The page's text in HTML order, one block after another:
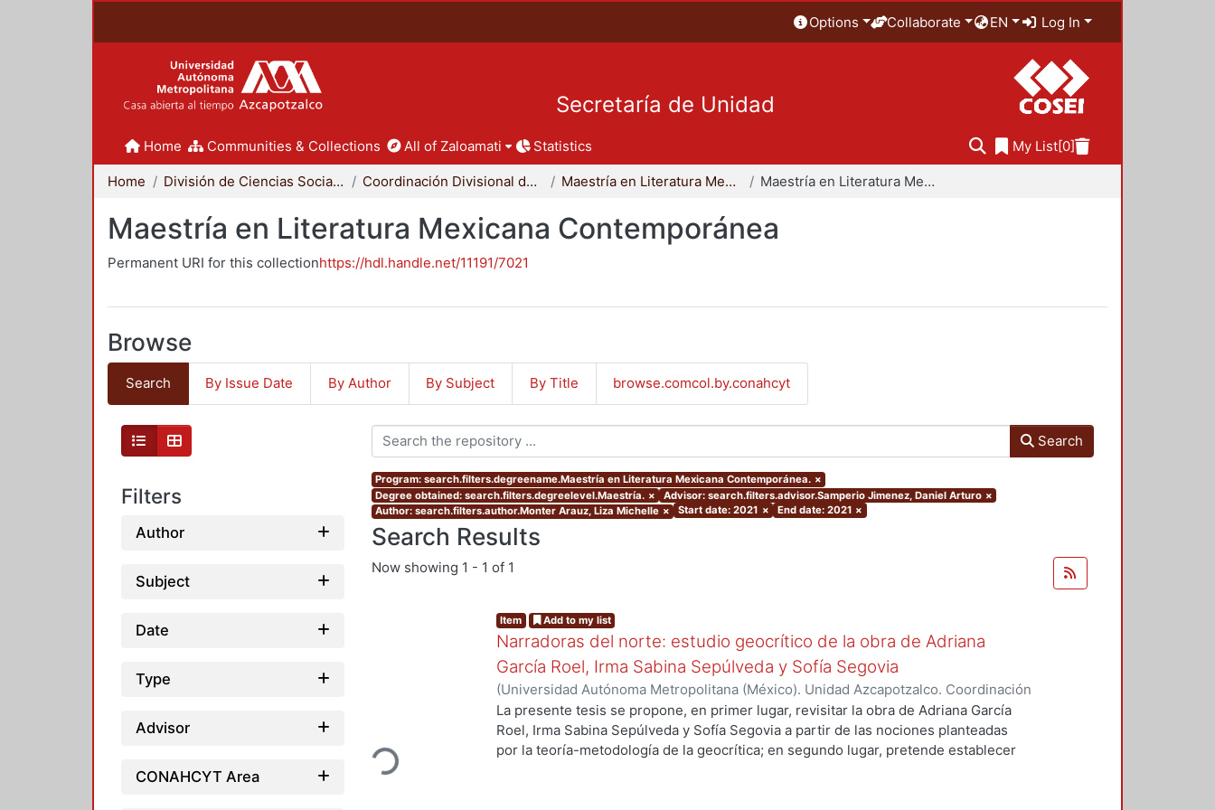
Options Collaborate EN Log In
Secretaría de Unidad
Home Communities & Collections All of Zaloamati Statistics My List[0]
Home División de Ciencias Sociales y Humanidades Coordinación Divisional de Posgrado Maestría en Literatura Mexicana Contemporánea Maestría en Literatura Mexicana Contemporánea
Maestría en Literatura Mexicana Contemporánea
Permanent URI for this collectionhttps://hdl.handle.net/11191/7021
Browse
Search By Issue Date By Author By Subject By Title browse.comcol.by.conahcyt
Filters
Author
Subject
Date
Type
Advisor
CONAHCYT Area
Search
Program: search.filters.degreename.Maestría en Literatura Mexicana Contemporánea. ×
Degree obtained: search.filters.degreelevel.Maestría. × Advisor: search.filters.advisor.Samperio Jimenez, Daniel Arturo ×
Author: search.filters.author.Monter Arauz, Liza Michelle × Start date: 2021 × End date: 2021 ×
Search Results
Now showing 1 - 1 of 1
Loading...
Item Add to my list
Narradoras del norte: estudio geocrítico de la obra de Adriana
García Roel, Irma Sabina Sepúlveda y Sofía Segovia
(Universidad Autónoma Metropolitana (México). Unidad Azcapotzalco. Coordinación
de Servicios de Información.,2021-01)Monter Arauz, Liza Michelle
La presente tesis se propone, en primer lugar, revisitar la obra de Adriana García
Roel, Irma Sabina Sepúlveda y Sofía Segovia a partir de las nociones planteadas
por la teoría-metodología de la geocrítica; en segundo lugar, pretende establecer